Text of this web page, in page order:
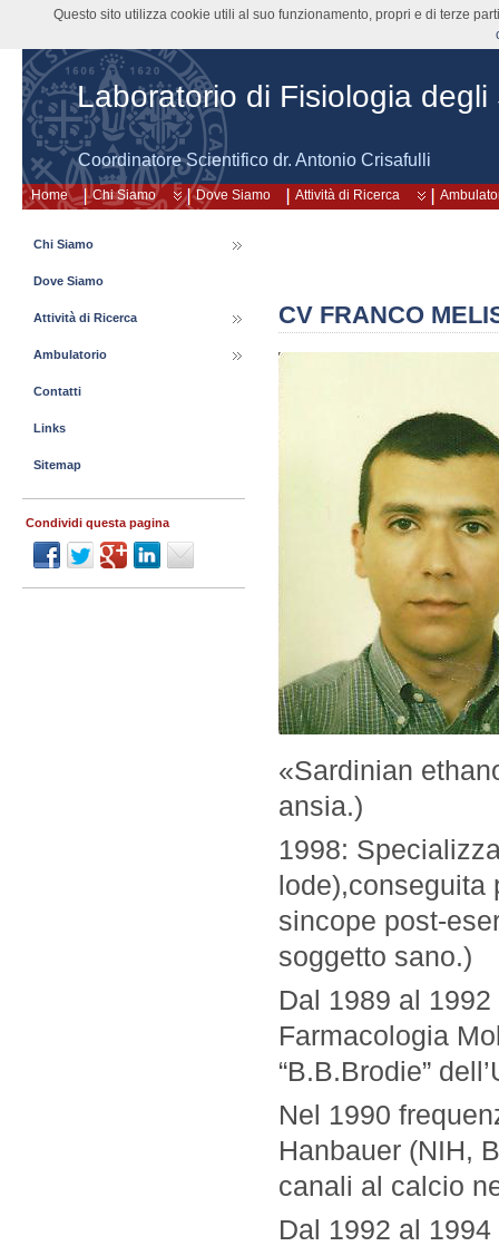
Laboratorio di Fisiologia degli
Coordinatore Scientifico dr. Antonio Crisafulli
Home Chi Siamo Dove Siamo Attività di Ricerca
CV FRANCO
«Sardinian
ansia.)
1998:
lode),conseguita
sincope post-
soggetto sano.)
Dal 1989 al
Farmacologia
“B.B.Brodie”
Nel 1990
Hanbauer (NIH,
canali al calcio
Dal 1992 al
Chi Siamo
Dove Siamo
Attività di Ricerca
Ambulatorio
Contatti
Links
Sitemap
Condividi questa pagina
Questo sito utilizza cookie utili al suo funzionamento, propri e di terze